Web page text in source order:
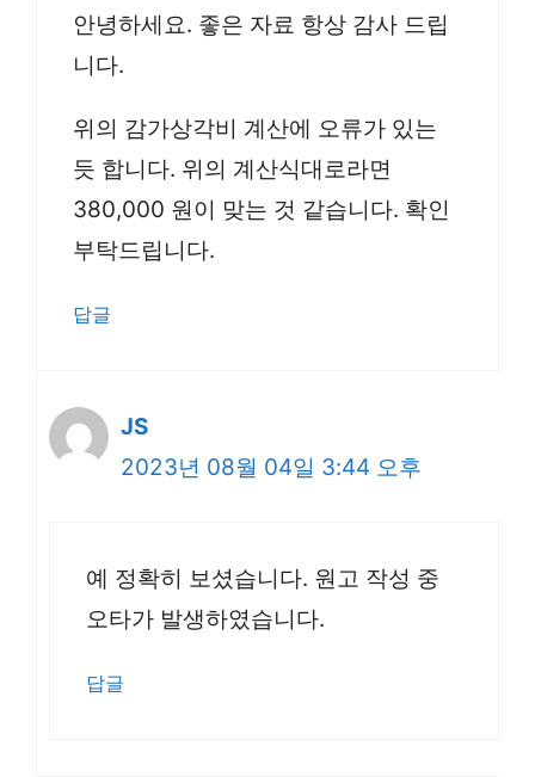
안녕하세요. 좋은 자료 항상 감사 드립
니다.
위의 감가상각비 계산에 오류가 있는
듯 합니다. 위의 계산식대로라면
380,000 원이 맞는 것 같습니다. 확인
부탁드립니다.
답글
JS
2023년 08월 04일 3:44 오후
예 정확히 보셨습니다. 원고 작성 중
오타가 발생하였습니다.
답글